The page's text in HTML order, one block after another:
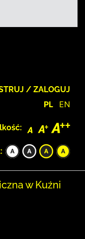
/ ZALOGUJ
PL EN
w Kuźni